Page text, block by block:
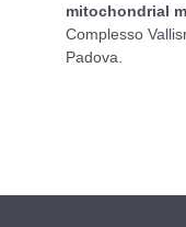
mitochondrial
Complesso
Padova.